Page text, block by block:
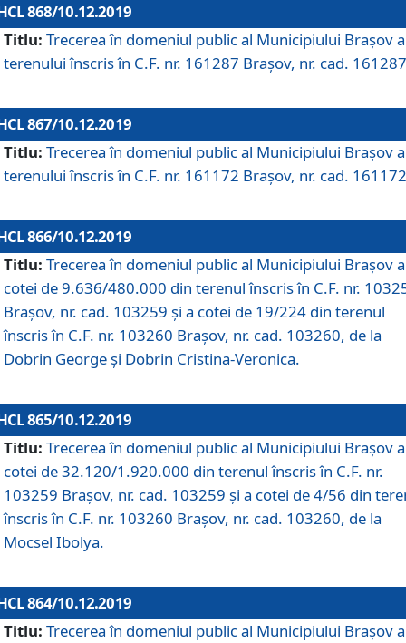
868/10.12.2019
Titlu: Trecerea în domeniul public al Municipiului Braşov a
terenului înscris în C.F. nr. 161287 Brașov, nr. cad.
867/10.12.2019
Titlu: Trecerea în domeniul public al Municipiului Braşov a
terenului înscris în C.F. nr. 161172 Brașov, nr. cad.
866/10.12.2019
Titlu: Trecerea în domeniul public al Municipiului Braşov a
cotei de 9.636/480.000 din terenul înscris în C.F. nr.
Brașov, nr. cad. 103259 și a cotei de 19/224 din terenul
înscris în C.F. nr. 103260 Brașov, nr. cad. 103260, de la
Dobrin George și Dobrin Cristina-Veronica.
865/10.12.2019
Titlu: Trecerea în domeniul public al Municipiului Braşov a
cotei de 32.120/1.920.000 din terenul înscris în C.F. nr.
103259 Brașov, nr. cad. 103259 și a cotei de 4/56 din
înscris în C.F. nr. 103260 Brașov, nr. cad. 103260, de la
Mocsel Ibolya.
864/10.12.2019
Titlu: Trecerea în domeniul public al Municipiului Braşov a